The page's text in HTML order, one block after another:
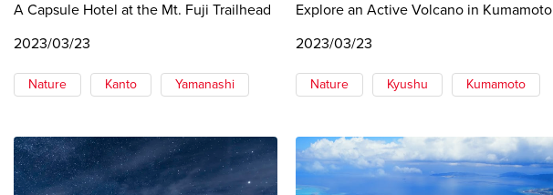
A Capsule Hotel at the Mt. Fuji Trailhead
2023/03/23
Nature Kanto Yamanashi
Explore an Active Volcano in Kumamoto
2023/03/23
Nature Kyushu Kumamoto